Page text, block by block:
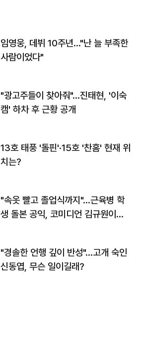
임영웅, 데뷔 10주년…"난 늘 부족한
사람이었다"
"광고주들이 찾아줘"…진태현, '이숙
캠' 하차 후 근황 공개
13호 태풍 '돌핀'·15호 '찬홈' 현재 위
치는?
"속옷 빨고 졸업식까지"…근육병 학
생 돌본 공익, 코미디언 김규원이었
"경솔한 언행 깊이 반성"…고개 숙인
신동엽, 무슨 일이길래?